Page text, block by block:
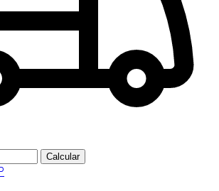
Calcular